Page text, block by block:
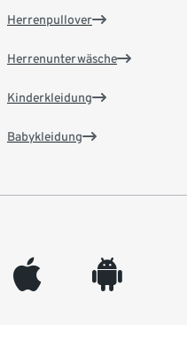
Herrenpullover
Herrenunterwäsche
Kinderkleidung
Babykleidung
appleinc android